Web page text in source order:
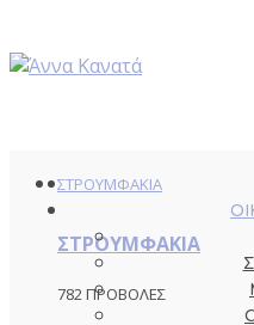
ΣΤΡΟΥΜΦΑΚΙΑ
ΣΤΡΟΥΜΦΑΚΙΑ
782 ΠΡΟΒΟΛΕΣ